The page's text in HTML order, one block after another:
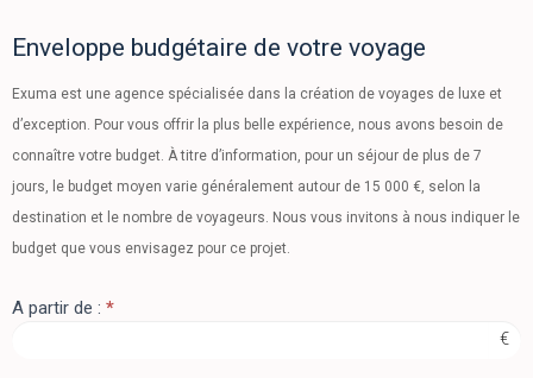
Enveloppe budgétaire de votre voyage
Exuma est une agence spécialisée dans la création de voyages de luxe et
d’exception. Pour vous offrir la plus belle expérience, nous avons besoin de
connaître votre budget. À titre d’information, pour un séjour de plus de 7
jours, le budget moyen varie généralement autour de 15 000 €, selon la
destination et le nombre de voyageurs. Nous vous invitons à nous indiquer le
budget que vous envisagez pour ce projet.
A partir de : *
€